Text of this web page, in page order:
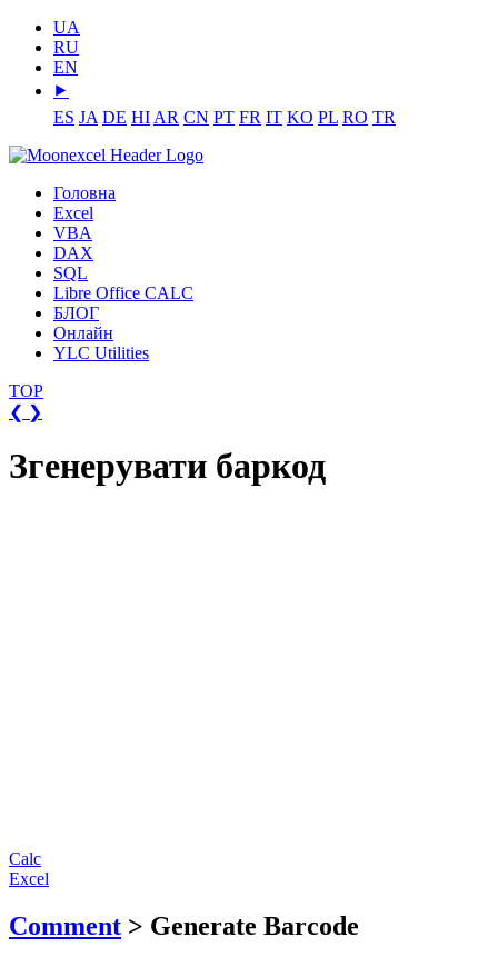
UA
RU
EN
⯈
ES JA DE HI AR CN PT FR IT KO PL RO TR
Головна
Excel
VBA
DAX
SQL
Libre Office CALC
БЛОГ
Онлайн
YLC Utilities
TOP
❮ ❯
Згенерувати баркод
Calc
Excel
Comment > Generate Barcode